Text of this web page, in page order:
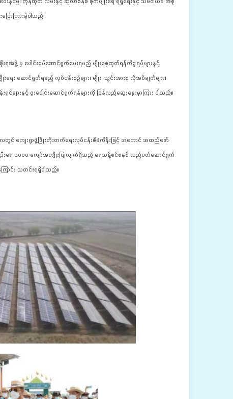
ြောကြားခဲ့ပါသည်။
ဖွဲ့ မှ ပေါင်းစပ်ဆောင်ရွက်ပေးရမည့် မျိုးစေ့ထုတ်ရန်ကိစ္စရပ်များနှင့်
ဆောင်ရွက်ရမည့် လုပ်ငန်းစဉ်များ၊ မျိုး၊ သွင်းအားစု လိုအပ်ချက်များ၊
င်များနှင့် ပူးပေါင်းဆောင်ရွက်ရန်များကို ပြန်လည်ဆွေးနွေးမှာကြား ပါသည်။
င် ကျေးရွာဖွံ့ဖြိုးတိုးတက်ရေးလုပ်ငန်းစီမံကိန်းဖြင့် အကောင် အထည်ဖော်
ဦးရေ ၁၀၀၀ ကျော်အကျိုးပြုလျက်ရှိသည့် ရေသန့်စင်စနစ် လည်ပတ်ဆောင်ရွက်
ောင်း သတင်းရရှိပါသည်။